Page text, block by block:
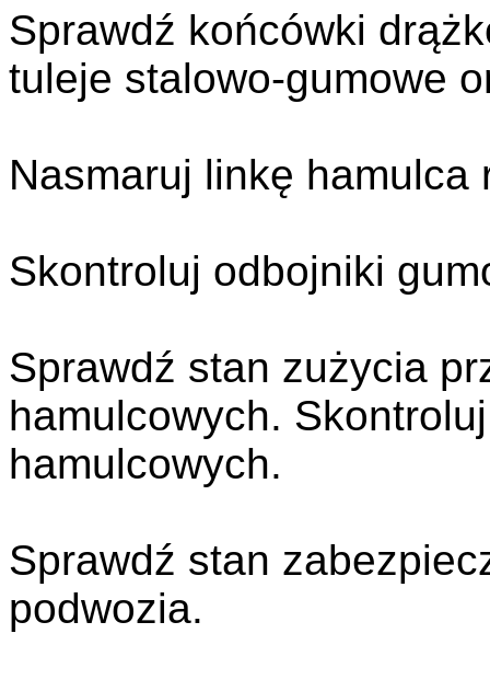
Sprawdź końcówki
tuleje stalowo-gumowe
Nasmaruj linkę hamulca
Skontroluj odbojniki
Sprawdź stan zużycia
hamulcowych.
hamulcowych.
Sprawdź stan
podwozia.